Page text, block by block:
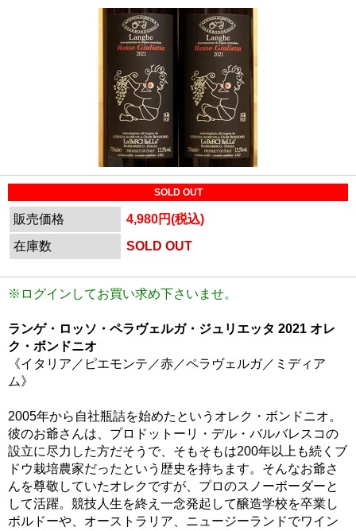
SOLD OUT
販売価格
4,980円(税込)
在庫数
SOLD OUT
※ログインしてお買い求め下さいませ。
ランゲ・ロッソ・ペラヴェルガ・ジュリエッタ 2021 オレ
ク・ボンドニオ
《イタリア／ピエモンテ／赤／ペラヴェルガ／ミディア
ム》
2005年から自社瓶詰を始めたというオレク・ボンドニオ。
彼のお爺さんは、プロドットーリ・デル・バルバレスコの
設立に尽力した方だそうで、そもそもは200年以上も続くブ
ドウ栽培農家だったという歴史を持ちます。そんなお爺さ
んを尊敬していたオレクですが、プロのスノーボーダーと
して活躍。競技人生を終え一念発起して醸造学校を卒業し
ボルドーや、オーストラリア、ニュージーランドでワイン